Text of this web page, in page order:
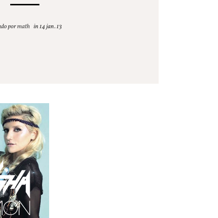
pormath 14 jan. 13